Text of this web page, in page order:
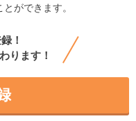
ができます。
！
ります！